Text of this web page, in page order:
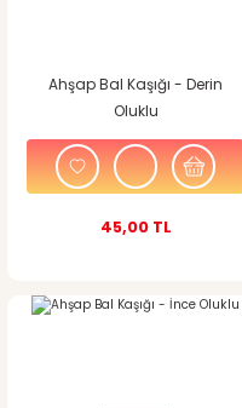
Ahşap Bal Kaşığı - Derin
Oluklu
45,00 TL